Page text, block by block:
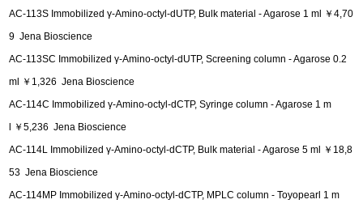
AC-113S Immobilized γ-Amino-octyl-dUTP, Bulk material - Agarose 1 ml ￥4,70
9 Jena Bioscience
AC-113SC Immobilized γ-Amino-octyl-dUTP, Screening column - Agarose 0.2
ml ￥1,326 Jena Bioscience
AC-114C Immobilized γ-Amino-octyl-dCTP, Syringe column - Agarose 1 m
l ￥5,236 Jena Bioscience
AC-114L Immobilized γ-Amino-octyl-dCTP, Bulk material - Agarose 5 ml ￥18,8
53 Jena Bioscience
AC-114MP Immobilized γ-Amino-octyl-dCTP, MPLC column - Toyopearl 1 m